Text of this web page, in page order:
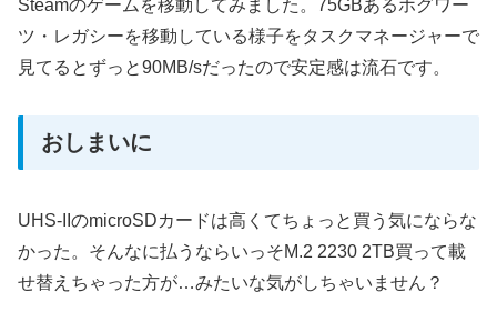
Steamのゲームを移動してみました。75GBあるホグワー
ツ・レガシーを移動している様子をタスクマネージャーで
見てるとずっと90MB/sだったので安定感は流石です。
おしまいに
UHS-IIのmicroSDカードは高くてちょっと買う気にならな
かった。そんなに払うならいっそM.2 2230 2TB買って載
せ替えちゃった方が…みたいな気がしちゃいません？